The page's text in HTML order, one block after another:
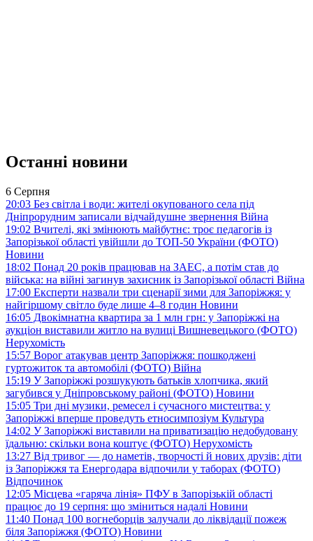
Останні новини
6 Серпня
20:03 Без світла і води: жителі окупованого села під
Дніпрорудним записали відчайдушне звернення Війна
19:02 Вчителі, які змінюють майбутнє: троє педагогів із
Запорізької області увійшли до ТОП-50 України (ФОТО)
Новини
18:02 Понад 20 років працював на ЗАЕС, а потім став до
війська: на війні загинув захисник із Запорізької області Війна
17:00 Експерти назвали три сценарії зими для Запоріжжя: у
найгіршому світло буде лише 4–8 годин Новини
16:05 Двокімнатна квартира за 1 млн грн: у Запоріжжі на
аукціон виставили житло на вулиці Вишневецького (ФОТО)
Нерухомість
15:57 Ворог атакував центр Запоріжжя: пошкоджені
гуртожиток та автомобілі (ФОТО) Війна
15:19 У Запоріжжі розшукують батьків хлопчика, який
загубився у Дніпровському районі (ФОТО) Новини
15:05 Три дні музики, ремесел і сучасного мистецтва: у
Запоріжжі вперше проведуть етносимпозіум Культура
14:02 У Запоріжжі виставили на приватизацію недобудовану
їдальню: скільки вона коштує (ФОТО) Нерухомість
13:27 Від тривог — до наметів, творчості й нових друзів: діти
із Запоріжжя та Енергодара відпочили у таборах (ФОТО)
Відпочинок
12:05 Місцева «гаряча лінія» ПФУ в Запорізькій області
працює до 19 серпня: що зміниться надалі Новини
11:40 Понад 100 вогнеборців залучали до ліквідації пожеж
біля Запоріжжя (ФОТО) Новини